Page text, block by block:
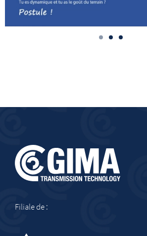
Filiale de :